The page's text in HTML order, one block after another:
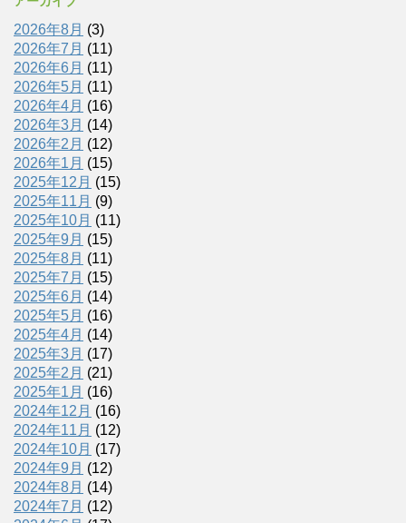
2026年8月 (3)
2026年7月 (11)
2026年6月 (11)
2026年5月 (11)
2026年4月 (16)
2026年3月 (14)
2026年2月 (12)
2026年1月 (15)
2025年12月 (15)
2025年11月 (9)
2025年10月 (11)
2025年9月 (15)
2025年8月 (11)
2025年7月 (15)
2025年6月 (14)
2025年5月 (16)
2025年4月 (14)
2025年3月 (17)
2025年2月 (21)
2025年1月 (16)
2024年12月 (16)
2024年11月 (12)
2024年10月 (17)
2024年9月 (12)
2024年8月 (14)
2024年7月 (12)